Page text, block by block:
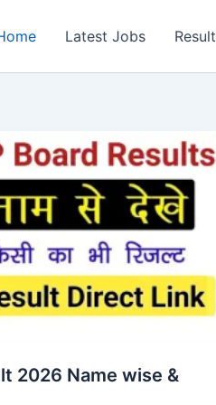
Latest Jobs Result
2026 Name wise &